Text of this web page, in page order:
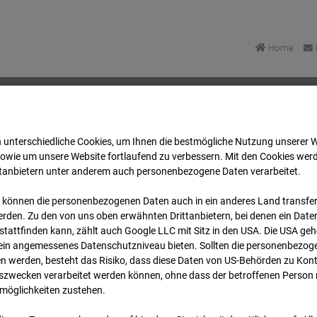
Home
Panzerkaserne Böblingen Archiv 2026
unterschiedliche Cookies, um Ihnen die best­mögliche Nutzung unserer
um unsere Website fortlaufend zu verbessern. Mit den Cookies
unter anderem auch personenbezogene Daten verarbeitet.
können die personenbezogenen Daten auch in ein anderes Land
Zu den von uns oben erwähnten Drittanbietern, bei denen ein
kann, zählt auch Google LLC mit Sitz in den USA. Die USA
angemessenes Datenschutzniveau bieten. Sollten die
werden, besteht das Risiko, dass diese Daten von US-Behörden zu
verarbeitet werden können, ohne dass der betroffenen Person
zustehen.